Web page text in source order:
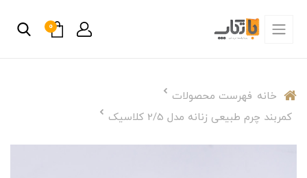
0
خانه فهرست محصولات
کمربند چرم طبیعی زنانه مدل 2/5 کلاسیک